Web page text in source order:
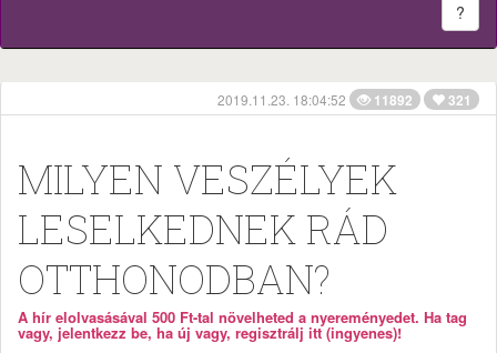
?
2019.11.23. 18:04:52 11892 321
MILYEN VESZÉLYEK
LESELKEDNEK RÁD
OTTHONODBAN?
A hír elolvasásával 500 Ft-tal növelheted a nyereményedet. Ha tag
vagy, jelentkezz be, ha új vagy, regisztrálj itt (ingyenes)!